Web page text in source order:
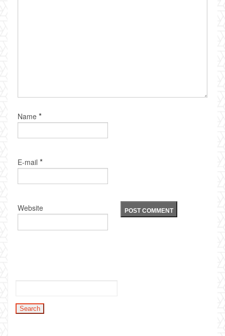
Name *
E-mail *
Website